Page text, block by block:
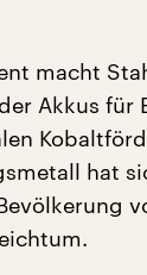
macht
Akkus für
hat